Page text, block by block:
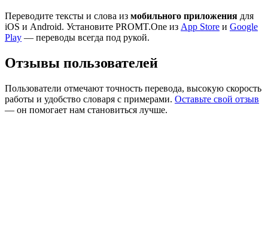
Переводите тексты и слова из мобильного приложения для
iOS и Android. Установите PROMT.One из App Store и Google
Play — переводы всегда под рукой.
Отзывы пользователей
Пользователи отмечают точность перевода, высокую скорость
работы и удобство словаря с примерами. Оставьте свой отзыв
— он помогает нам становиться лучше.